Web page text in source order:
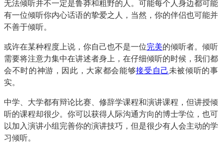
无法倾听并不一定是鲁莽和粗野的人。可能每个人身边都可能
有一位倾听你内心话语的挚爱之人，当然，你的伴侣也可能并
不善于倾听。
或许在某种程度上说，你自己也不是一位完美的倾听者。倾听
需要将注意力集中在讲述者身上，在仔细倾听的时候，我们都
会不时的神游，因此，大家都会能够接受自己未被倾听的事
实。
中学、大学都有辩论比赛、修辞学课程和演讲课程，但讲授倾
听的课程却很少。你可以获得人际沟通方向的博士学位，也可
以加入演讲小组完善你的演讲技巧，但是很少有人会主动的学
习倾听。